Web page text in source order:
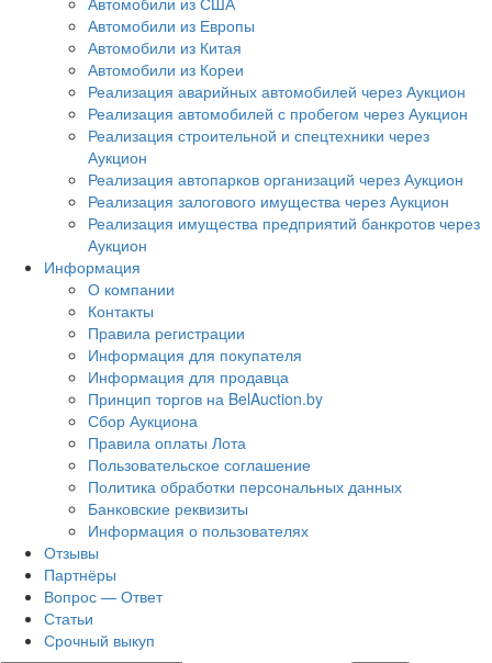
Автомобили из Европы
Автомобили из Китая
Автомобили из Кореи
Реализация аварийных автомобилей через Аукцион
Реализация автомобилей с пробегом через Аукцион
Реализация строительной и спецтехники через
Аукцион
Реализация автопарков организаций через Аукцион
Реализация залогового имущества через Аукцион
Реализация имущества предприятий банкротов через
Аукцион
Информация
О компании
Контакты
Правила регистрации
Информация для покупателя
Информация для продавца
Принцип торгов на BelAuction.by
Сбор Аукциона
Правила оплаты Лота
Пользовательское соглашение
Политика обработки персональных данных
Банковские реквизиты
Информация о пользователях
Отзывы
Партнёры
Вопрос — Ответ
Статьи
Срочный выкуп